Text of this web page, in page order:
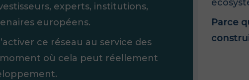
experts, institutions,
européens.
ce réseau au service des
où cela peut réellement
Parce